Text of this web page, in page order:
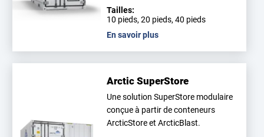
Tailles:
10 pieds, 20 pieds, 40 pieds
En savoir plus
Arctic SuperStore
Une solution SuperStore modulaire
conçue à partir de conteneurs
ArcticStore et ArcticBlast.